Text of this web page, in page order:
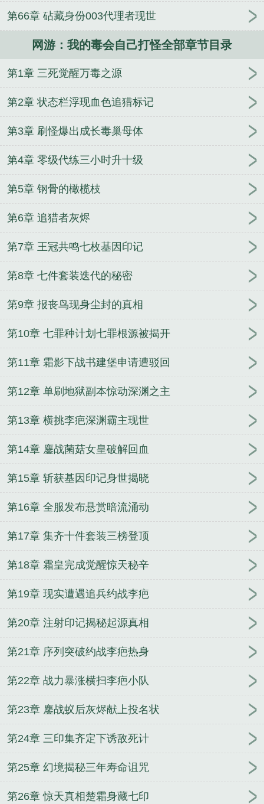
称职务 好莱坞，我凭特效封神
刚离婚，被白富美拉
的大秦，必须有航母！ 云深知夏 1918：红星闪耀德
意志
古代农家夫妻的红火小日子
东京1970：我来画
哆啦A梦？
第66章 砧藏身份003代理者现世
网游：我的毒会自己打怪全部章节目录
第1章 三死觉醒万毒之源
第2章 状态栏浮现血色追猎标记
第3章 刷怪爆出成长毒巢母体
第4章 零级代练三小时升十级
第5章 钢骨的橄榄枝
第6章 追猎者灰烬
第7章 王冠共鸣七枚基因印记
第8章 七件套装迭代的秘密
第9章 报丧鸟现身尘封的真相
第10章 七罪种计划七罪根源被揭开
第11章 霜影下战书建堡申请遭驳回
第12章 单刷地狱副本惊动深渊之主
第13章 横挑李疤深渊霸主现世
第14章 鏖战菌菇女皇破解回血
第15章 斩获基因印记身世揭晓
第16章 全服发布悬赏暗流涌动
第17章 集齐十件套装三榜登顶
第18章 霜皇完成觉醒惊天秘辛
第19章 现实遭遇追兵约战李疤
第20章 注射印记揭秘起源真相
第21章 序列突破约战李疤热身
第22章 战力暴涨横扫李疤小队
第23章 鏖战蚁后灰烬献上投名状
第24章 三印集齐定下诱敌死计
第25章 幻境揭秘三年寿命诅咒
第26章 惊天真相楚霜身藏七印